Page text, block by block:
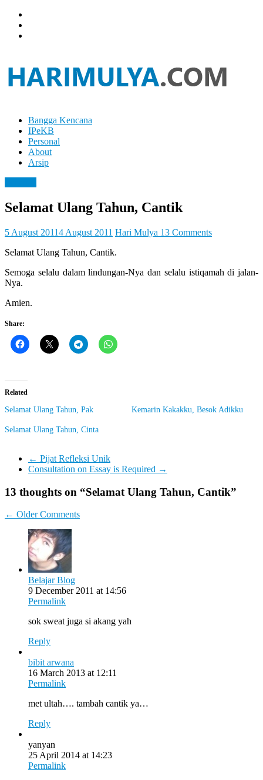
Skip
content
Hari
Mulya
Brain
Can
Analyze
It
Your
Brain
You
Feel
Bangga Kencana
IPeKB
Personal
About
Arsip
Selamat Ulang Tahun, Cantik
5 August 20114 August 2011 Hari Mulya 13 Comments
Selamat Ulang Tahun, Cantik.
Semoga selalu dalam lindungan-Nya dan selalu istiqamah di jalan-
Nya.
Amien.
Share:
Related
Selamat Ulang Tahun, Pak Kemarin Kakakku, Besok Adikku
Selamat Ulang Tahun, Cinta
← Pijat Refleksi Unik
Consultation on Essay is Required →
13 thoughts on “Selamat Ulang Tahun, Cantik”
Comment
← Older Comments
Belajar Blog
9 December 2011 at 14:56
Permalink
sok sweat juga si akang yah
Reply
bibit arwana
16 March 2013 at 12:11
Permalink
met ultah…. tambah cantik ya…
Reply
yanyan
25 April 2014 at 14:23
Permalink